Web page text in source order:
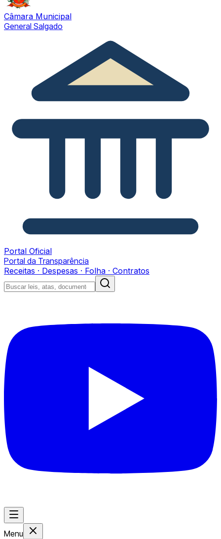
Câmara Municipal
General Salgado
Portal Oficial
Portal da Transparência
Receitas · Despesas · Folha · Contratos
Menu